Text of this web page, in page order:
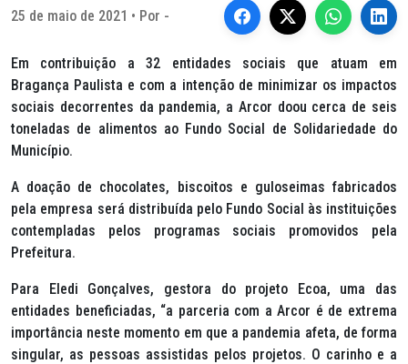
25 de maio de 2021 • Por -
Em contribuição a 32 entidades sociais que atuam em
Bragança Paulista e com a intenção de minimizar os impactos
sociais decorrentes da pandemia, a Arcor doou cerca de seis
toneladas de alimentos ao Fundo Social de Solidariedade do
Município.
A doação de chocolates, biscoitos e guloseimas fabricados
pela empresa será distribuída pelo Fundo Social às instituições
contempladas pelos programas sociais promovidos pela
Prefeitura.
Para Eledi Gonçalves, gestora do projeto Ecoa, uma das
entidades beneficiadas, “a parceria com a Arcor é de extrema
importância neste momento em que a pandemia afeta, de forma
singular, as pessoas assistidas pelos projetos. O carinho e a